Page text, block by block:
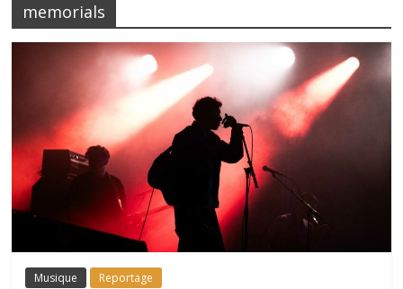
memorials
Musique Reportage